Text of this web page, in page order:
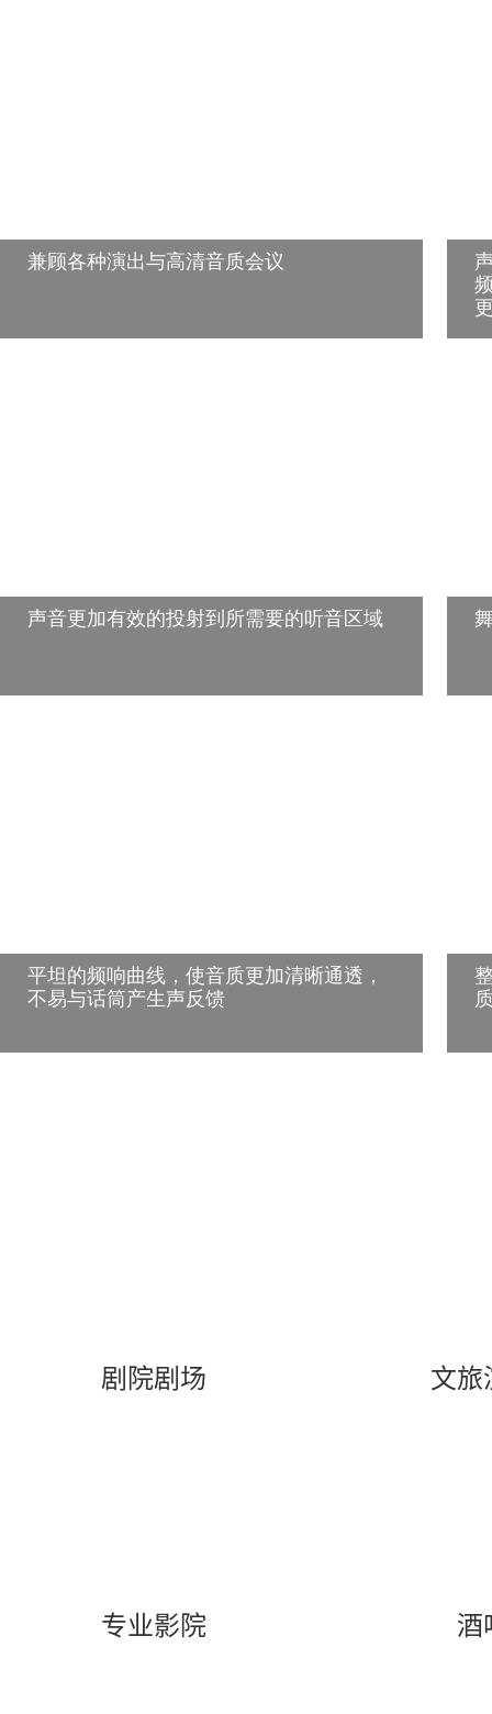
兼顾各种演出与高清音质会议
声音更加有效的投射到所需要的听音区域
平坦的频响曲线，使音质更加清晰通透，
不易与话筒产生声反馈
剧院剧场 文旅
专业影院 酒